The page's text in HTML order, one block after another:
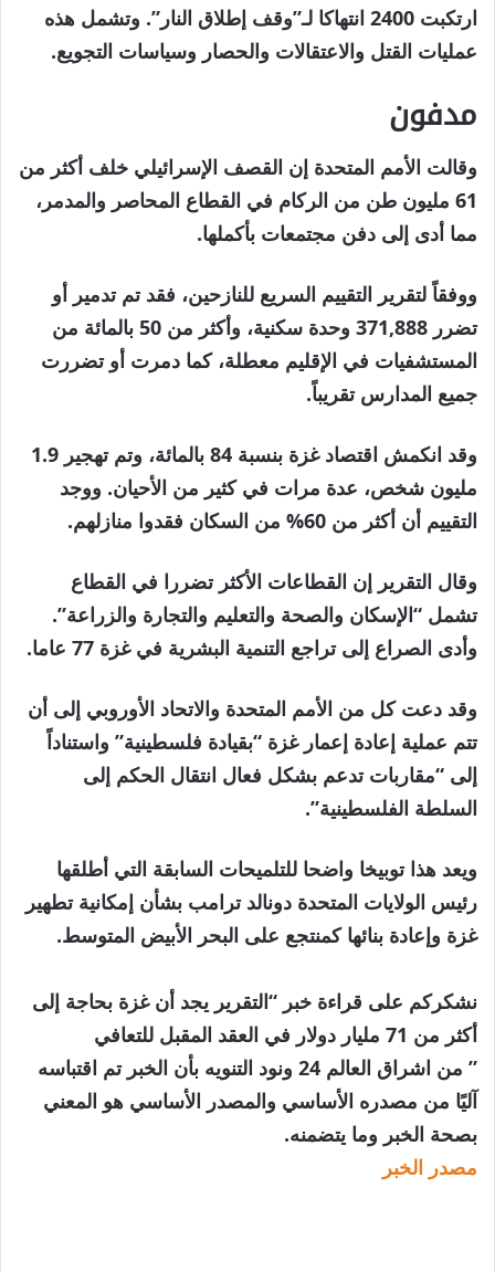
ارتكبت 2400 انتهاكا لـ”وقف إطلاق النار”. وتشمل هذه
عمليات القتل والاعتقالات والحصار وسياسات التجويع.
مدفون
وقالت الأمم المتحدة إن القصف الإسرائيلي خلف أكثر من
61 مليون طن من الركام في القطاع المحاصر والمدمر،
مما أدى إلى دفن مجتمعات بأكملها.
ووفقاً لتقرير التقييم السريع للنازحين، فقد تم تدمير أو
تضرر 371,888 وحدة سكنية، وأكثر من 50 بالمائة من
المستشفيات في الإقليم معطلة، كما دمرت أو تضررت
جميع المدارس تقريباً.
وقد انكمش اقتصاد غزة بنسبة 84 بالمائة، وتم تهجير 1.9
مليون شخص، عدة مرات في كثير من الأحيان. ووجد
التقييم أن أكثر من 60% من السكان فقدوا منازلهم.
وقال التقرير إن القطاعات الأكثر تضررا في القطاع
تشمل “الإسكان والصحة والتعليم والتجارة والزراعة”.
وأدى الصراع إلى تراجع التنمية البشرية في غزة 77 عاما.
وقد دعت كل من الأمم المتحدة والاتحاد الأوروبي إلى أن
تتم عملية إعادة إعمار غزة “بقيادة فلسطينية” واستناداً
إلى “مقاربات تدعم بشكل فعال انتقال الحكم إلى
السلطة الفلسطينية”.
ويعد هذا توبيخا واضحا للتلميحات السابقة التي أطلقها
رئيس الولايات المتحدة دونالد ترامب بشأن إمكانية تطهير
غزة وإعادة بنائها كمنتجع على البحر الأبيض المتوسط.
نشكركم على قراءة خبر “التقرير يجد أن غزة بحاجة إلى
أكثر من 71 مليار دولار في العقد المقبل للتعافي
” من اشراق العالم 24 ونود التنويه بأن الخبر تم اقتباسه
آليًا من مصدره الأساسي والمصدر الأساسي هو المعني
بصحة الخبر وما يتضمنه.
مصدر الخبر